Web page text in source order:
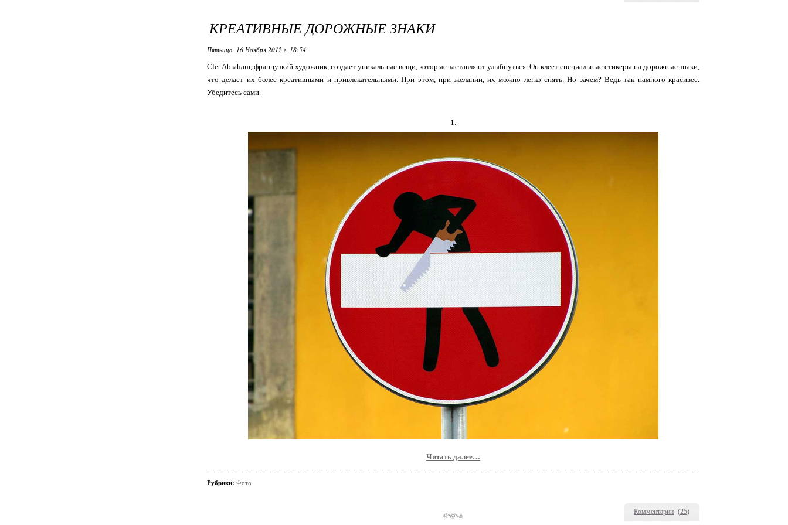
Комментарии (25)
КРЕАТИВНЫЕ ДОРОЖНЫЕ ЗНАКИ
Пятница, 16 Ноября 2012 г. 18:54
Clet Abraham, французкий художник, создает уникальные вещи, которые заставляют улыбнуться. Он клеет специальные стикеры на дорожные знаки,
что делает их более креативными и привлекательными. При этом, при желании, их можно легко снять. Но зачем? Ведь так намного красивее.
Убедитесь сами.
1.
Читать далее…
Рубрики: Фото